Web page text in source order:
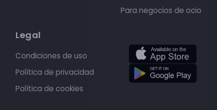
Para negocios de ocio
Legal
Condiciones de uso
Política de privacidad
Política de cookies